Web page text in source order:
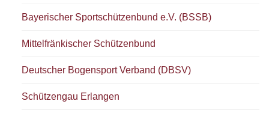
Bayerischer Sportschützenbund e.V. (BSSB)
Mittelfränkischer Schützenbund
Deutscher Bogensport Verband (DBSV)
Schützengau Erlangen